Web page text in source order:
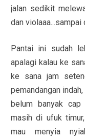
jalan sedikit
dan
Pantai ini sudah
apalagi kalau ke
ke sana jam
pemandangan
belum banyak cap
masih di ufuk
mau menyia